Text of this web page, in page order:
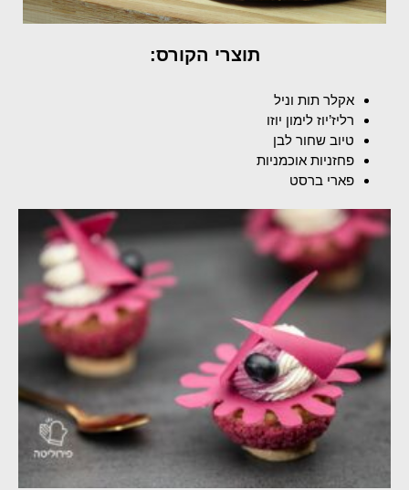
תוצרי הקורס:
אקלר תות וניל
רליז’יוז לימון יוזו
טיוב שחור לבן
פחזניות אוכמניות
פארי ברסט